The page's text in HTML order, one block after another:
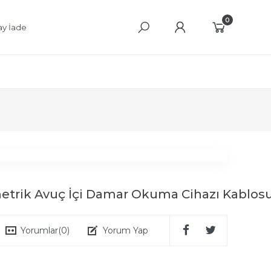
İade
0
Avuç İçi Damar Okuma Cihazı
Yorumlar(0) Yorum Yap